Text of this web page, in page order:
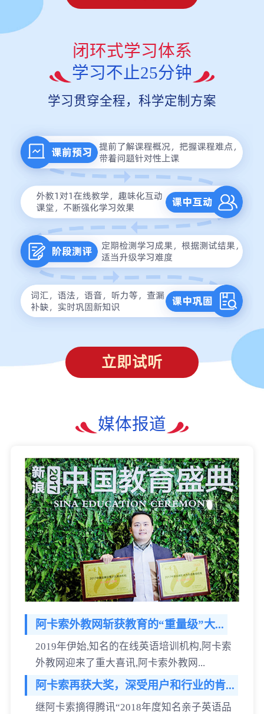
闭环式学习体系
学习不止25分钟
学习贯穿全程，科学定制方案
立即试听
媒体报道
阿卡索外教网斩获教育的“重量级”大...
2019年伊始,知名的在线英语培训机构,阿卡索
外教网迎来了重大喜讯,阿卡索外教网...
阿卡索再获大奖，深受用户和行业的肯...
继阿卡索摘得腾讯“2018年度知名亲子英语品